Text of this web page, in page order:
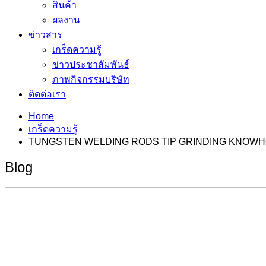
สินค้า
ผลงาน
ข่าวสาร
เกร็ดความรู้
ข่าวประชาสัมพันธ์
ภาพกิจกรรมบริษัท
ติดต่อเรา
Home
เกร็ดความรู้
TUNGSTEN WELDING RODS TIP GRINDING
Blog